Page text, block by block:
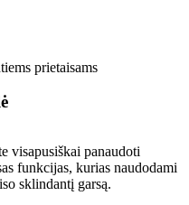
prietaisams
visapusiškai panaudoti
funkcijas, kurias naudodami
sklindantį garsą.